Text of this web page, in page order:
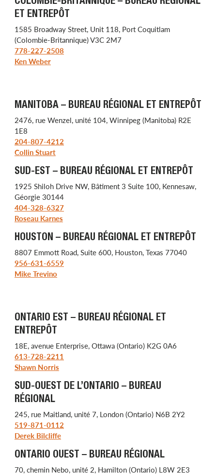
ET ENTREPÔT
1585 Broadway Street, Unit 118, Port Coquitlam
(Colombie-Britannique) V3C 2M7
778-227-2508
Ken Weber
MANITOBA – BUREAU RÉGIONAL ET ENTREPÔT
2476, rue Wenzel, unité 104, Winnipeg (Manitoba) R2E
1E8
204-807-4212
Collin Stuart
SUD-EST – BUREAU RÉGIONAL ET ENTREPÔT
1925 Shiloh Drive NW, Bâtiment 3 Suite 100, Kennesaw,
Géorgie 30144
404-328-6327
Roseau Karnes
HOUSTON – BUREAU RÉGIONAL ET ENTREPÔT
8807 Emmott Road, Suite 600, Houston, Texas 77040
956-631-6559
Mike Trevino
ONTARIO EST – BUREAU RÉGIONAL ET
ENTREPÔT
18E, avenue Enterprise, Ottawa (Ontario) K2G 0A6
613-728-2211
Shawn Norris
SUD-OUEST DE L’ONTARIO – BUREAU
RÉGIONAL
245, rue Maitland, unité 7, London (Ontario) N6B 2Y2
519-871-0112
Derek Bilcliffe
ONTARIO OUEST – BUREAU RÉGIONAL
70, chemin Nebo, unité 2, Hamilton (Ontario) L8W 2E3